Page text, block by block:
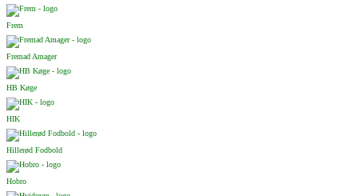
Frem
Fremad Amager
HB Køge
HIK
Hillerød Fodbold
Hobro